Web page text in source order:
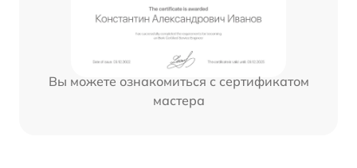
Вы можете ознакомиться с сертификатом
мастера